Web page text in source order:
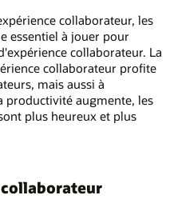
collaborateur, les
essentiel à jouer pour
collaborateur. La
collaborateur profite
mais aussi à
productivité augmente, les
plus heureux et plus